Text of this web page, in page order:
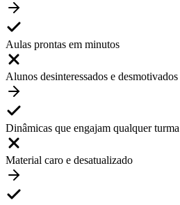
Aulas prontas em minutos
Alunos desinteressados e desmotivados
Dinâmicas que engajam qualquer turma
Material caro e desatualizado